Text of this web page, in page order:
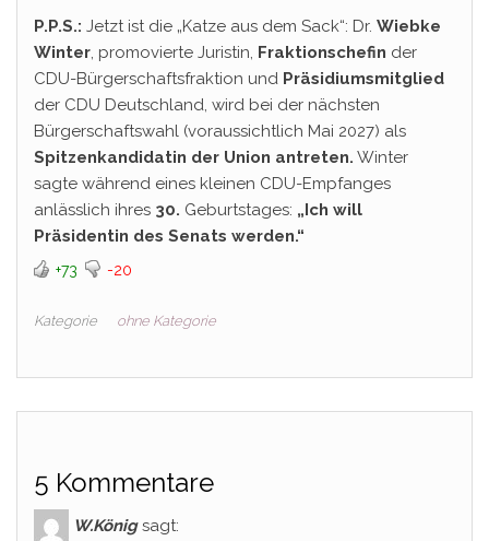
P.P.S.: Jetzt ist die „Katze aus dem Sack“: Dr. Wiebke
Winter, promovierte Juristin, Fraktionschefin der
CDU-Bürgerschaftsfraktion und Präsidiumsmitglied
der CDU Deutschland, wird bei der nächsten
Bürgerschaftswahl (voraussichtlich Mai 2027) als
Spitzenkandidatin der Union antreten. Winter
sagte während eines kleinen CDU-Empfanges
anlässlich ihres 30. Geburtstages: „Ich will
Präsidentin des Senats werden.“
+73 -20
Kategorie ohne Kategorie
5 Kommentare
W.König sagt: